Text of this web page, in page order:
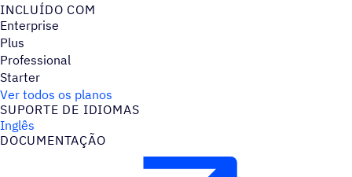
INCLUÍDO COM
Enterprise
Plus
Professional
Starter
Ver todos os planos
SUPORTE DE IDIOMAS
Inglês
DOCUMENTAÇÃO